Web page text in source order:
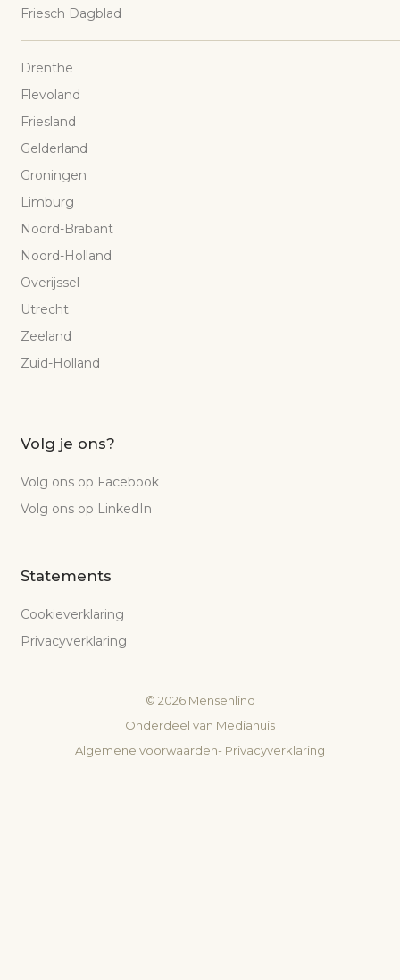
Friesch Dagblad
Drenthe
Flevoland
Friesland
Gelderland
Groningen
Limburg
Noord-Brabant
Noord-Holland
Overijssel
Utrecht
Zeeland
Zuid-Holland
Volg je ons?
Volg ons op Facebook
Volg ons op LinkedIn
Statements
Cookieverklaring
Privacyverklaring
© 2026Mensenlinq
Onderdeel van Mediahuis
Algemene voorwaarden- Privacyverklaring